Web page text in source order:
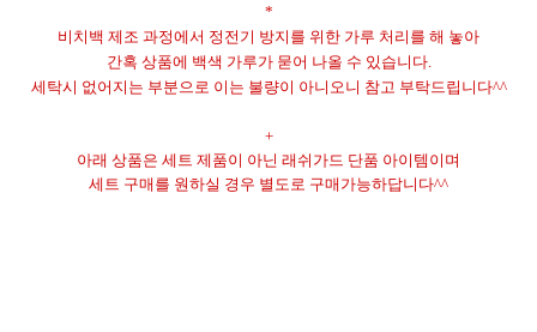
*
비치백 제조 과정에서 정전기 방지를 위한 가루 처리를 해 놓아
간혹 상품에 백색 가루가 묻어 나올 수 있습니다.
세탁시 없어지는 부분으로 이는 불량이 아니오니 참고 부탁드립니다^^
+
아래 상품은 세트 제품이 아닌 래쉬가드 단품 아이템이며
세트 구매를 원하실 경우 별도로 구매가능하답니다^^